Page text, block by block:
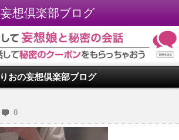
妄想倶楽部ブログ
りおの妄想倶楽部ブログ
0